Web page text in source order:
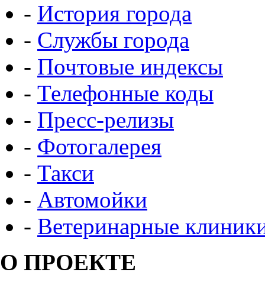
- История города
- Службы города
- Почтовые индексы
- Телефонные коды
- Пресс-релизы
- Фотогалерея
- Такси
- Автомойки
- Ветеринарные
О ПРОЕКТЕ